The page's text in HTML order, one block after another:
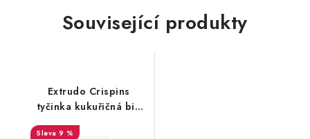
Související produkty
Extrudo Crispins
tyčinka kukuřičná bio
50g
9 %